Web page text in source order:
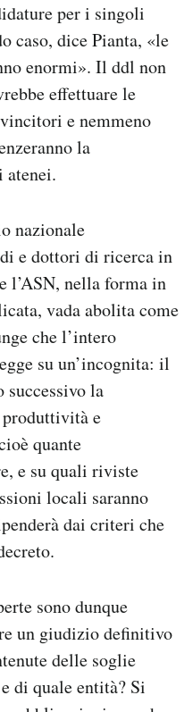
per i singoli
caso, dice Pianta, «le
enormi». Il ddl non
effettuare le
e nemmeno
la
nazionale
e dottori di ricerca in
l’ASN, nella forma in
vada abolita come
che l’intero
su un’incognita: il
successivo la
e
quante
e su quali riviste
locali saranno
dai criteri che
sono dunque
un giudizio definitivo
delle soglie
di quale entità? Si